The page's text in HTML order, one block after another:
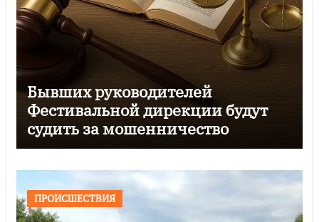
Бывших руководителей
Фестивальной дирекции будут
судить за мошенничество
ПРОИСШЕСТВИЯ